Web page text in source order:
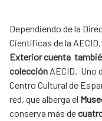
Dependiendo de la
Científicas de la AECID,
Exterior cuenta
colección AECID. Uno
Centro Cultural de
red, que alberga el
conserva más de